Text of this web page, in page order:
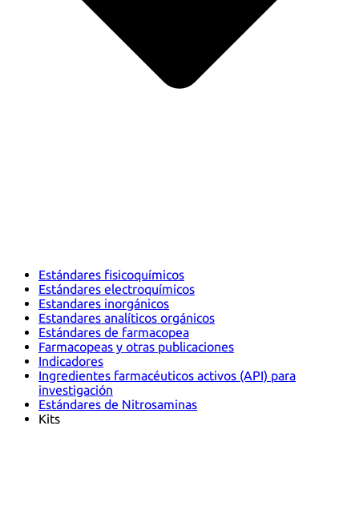
Estándares fisicoquímicos
Estándares electroquímicos
Estandares inorgánicos
Estandares analíticos orgánicos
Estándares de farmacopea
Farmacopeas y otras publicaciones
Indicadores
Ingredientes farmacéuticos activos (API) para
investigación
Estándares de Nitrosaminas
Kits